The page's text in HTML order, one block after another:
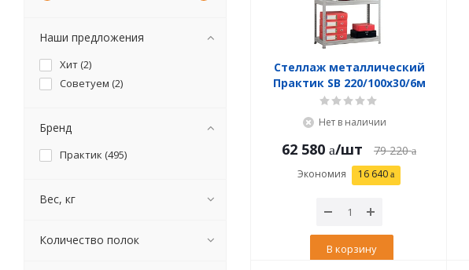
Стеллаж металлический
Практик SB 220/100x30/6м
Нет в наличии
62 580 /шт 79 220
Экономия 16 640
В корзину
Наши предложения
Хит (2)
Советуем (2)
Бренд
Практик (495)
Вес, кг
Количество полок